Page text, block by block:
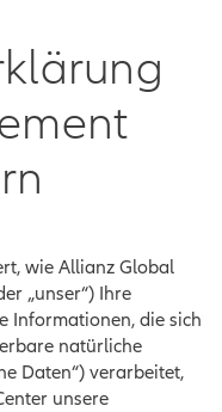
wie Allianz Global
„unser“) Ihre
Informationen, die sich
natürliche
Daten“) verarbeitet,
unsere